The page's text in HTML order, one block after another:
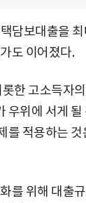
담보대출을
도 이어졌다.
한 고소득자
우위에 서게
를 적용하는
를 위해 대출